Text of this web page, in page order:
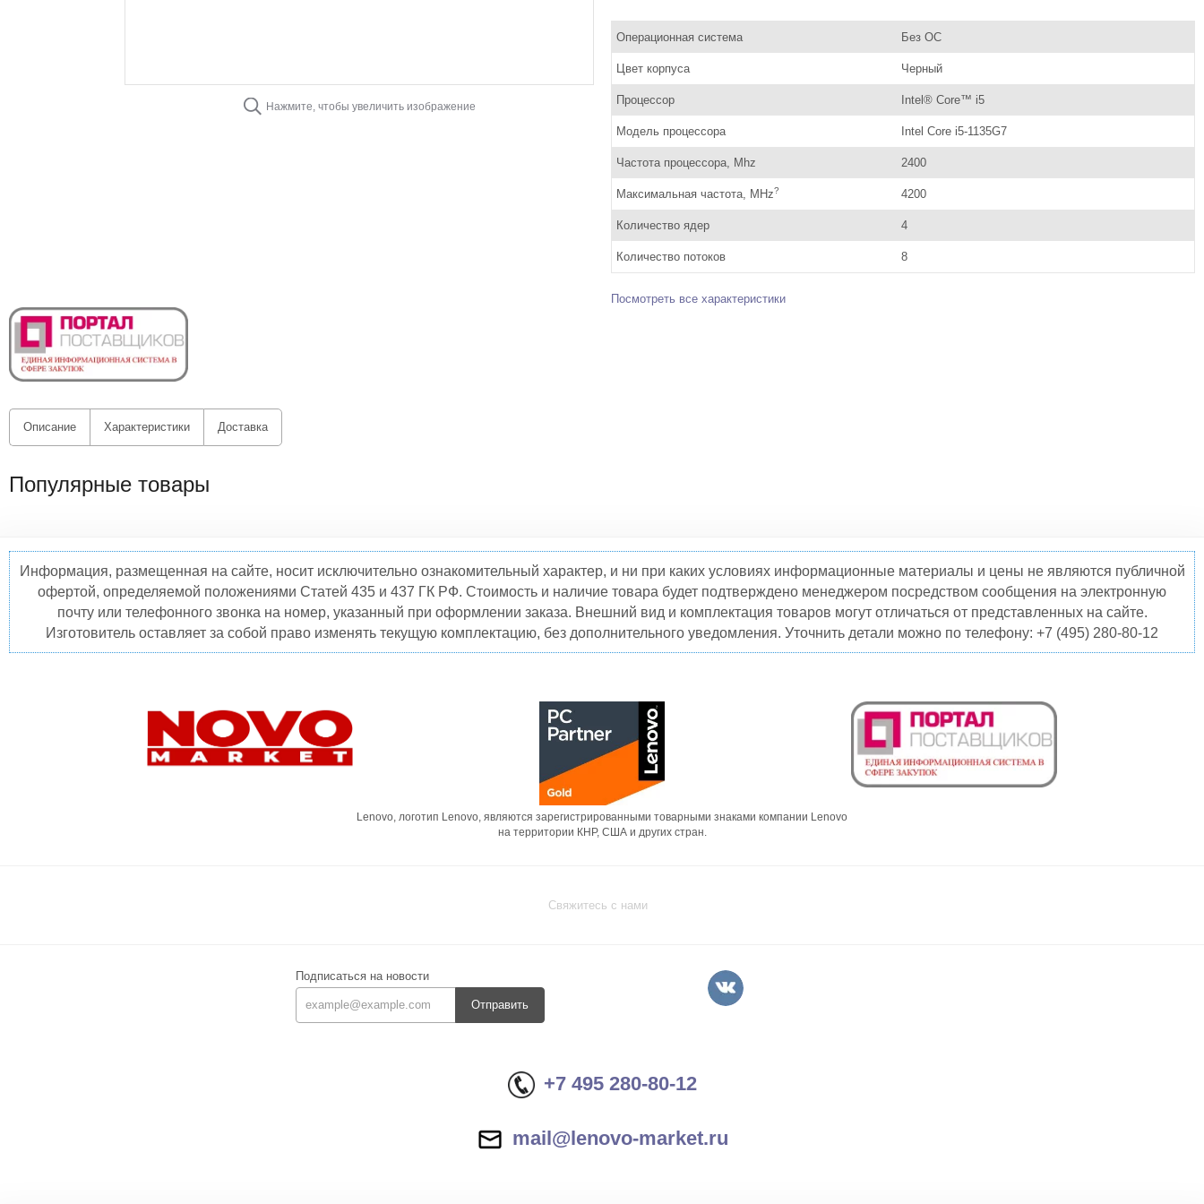
Нажмите, чтобы увеличить изображение
Операционная система Без ОС
Цвет корпуса Черный
Процессор Intel® Core™ i5
Модель процессора Intel Core i5-1135G7
Частота процессора, Mhz 2400
Максимальная частота, MHz? 4200
Количество ядер 4
Количество потоков 8
Посмотреть все характеристики
Описание Характеристики Доставка
Популярные товары
Информация, размещенная на сайте, носит исключительно ознакомительный характер, и ни при каких условиях информационные материалы и цены не являются публичной
офертой, определяемой положениями Статей 435 и 437 ГК РФ. Стоимость и наличие товара будет подтверждено менеджером посредством сообщения на электронную
почту или телефонного звонка на номер, указанный при оформлении заказа. Внешний вид и комплектация товаров могут отличаться от представленных на сайте.
Изготовитель оставляет за собой право изменять текущую комплектацию, без дополнительного уведомления. Уточнить детали можно по телефону: +7 (495) 280-80-12
Lenovo, логотип Lenovo, являются зарегистрированными товарными знаками компании Lenovo
на территории КНР, США и других стран.
Свяжитесь с нами
Подписаться на новости
Отправить
+7 495 280-80-12
mail@lenovo-market.ru